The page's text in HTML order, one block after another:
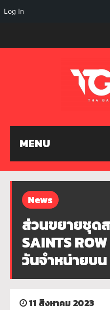
MENU
News
ส่วนขยายชุด
SAINTS
วันจำหน่ายบน
11 สิงหาคม 2023
Log In